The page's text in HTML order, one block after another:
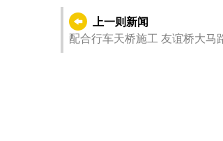
上一则新闻
配合行车天桥施工